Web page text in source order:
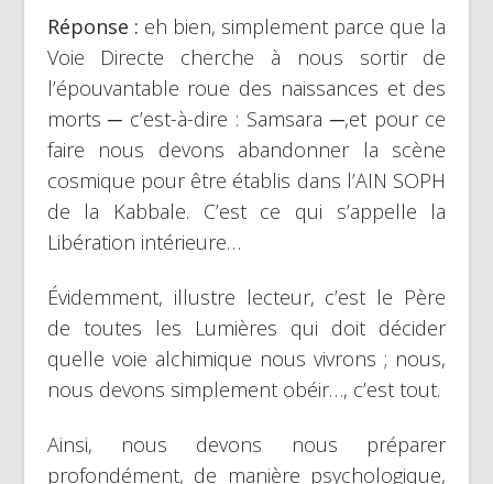
Réponse : eh bien, simplement parce que la
Voie Directe cherche à nous sortir de
l’épouvantable roue des naissances et des
morts ─ c’est-à-dire : Samsara ─,et pour ce
faire nous devons abandonner la scène
cosmique pour être établis dans l’AIN SOPH
de la Kabbale. C’est ce qui s’appelle la
Libération intérieure…
Évidemment, illustre lecteur, c’est le Père
de toutes les Lumières qui doit décider
quelle voie alchimique nous vivrons ; nous,
nous devons simplement obéir…, c’est tout.
Ainsi, nous devons nous préparer
profondément, de manière psychologique,